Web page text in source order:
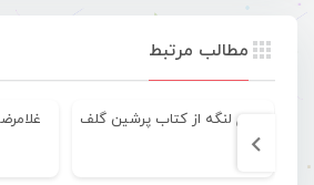
مطالب مرتبط
احوال لنگه از کتاب پرشین گلف